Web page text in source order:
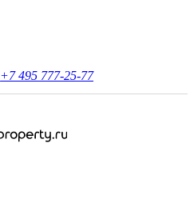
+7 495 777-25-77